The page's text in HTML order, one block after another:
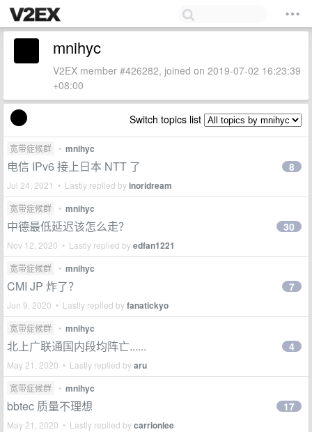
mnihyc
V2EX member #426282, joined on 2019-07-02 16:23:39
+08:00
Switch topics list
宽带症候群 • mnihyc
电信 IPv6 接上日本 NTT 了
Jul 24, 2021 • Lastly replied byinoridream
8
宽带症候群 • mnihyc
中德最低延迟该怎么走？
Nov 12, 2020 • Lastly replied byedfan1221
30
宽带症候群 • mnihyc
CMI JP 炸了？
Jun 9, 2020 • Lastly replied byfanatickyo
7
宽带症候群 • mnihyc
北上广联通国内段均阵亡......
May 21, 2020 • Lastly replied byaru
4
宽带症候群 • mnihyc
bbtec 质量不理想
May 21, 2020 • Lastly replied bycarrionlee
17